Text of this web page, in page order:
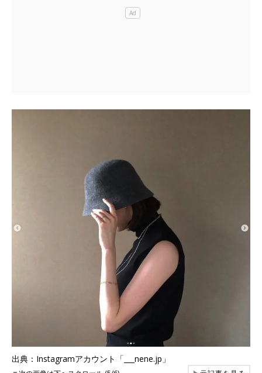
出典：Instagramアカウント「___nene.jp」